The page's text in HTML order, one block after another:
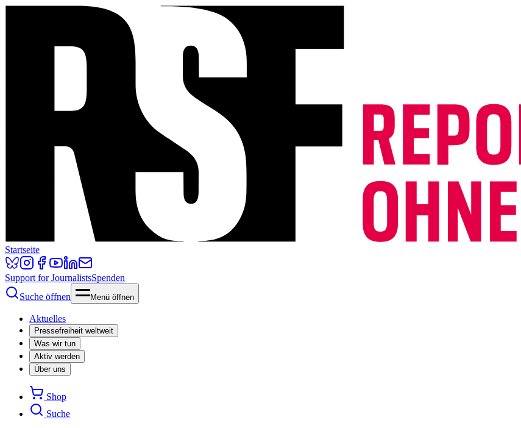
Startseite
Support for JournalistsSpenden
Suche öffnen
Menü öffnen
Aktuelles
Pressefreiheit weltweit
Was wir tun
Aktiv werden
Über uns
Shop
Suche